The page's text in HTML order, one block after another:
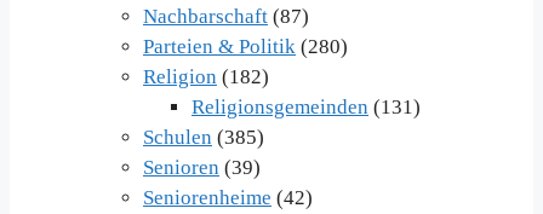
Nachbarschaft (87)
Parteien & Politik (280)
Religion (182)
Religionsgemeinden (131)
Schulen (385)
Senioren (39)
Seniorenheime (42)